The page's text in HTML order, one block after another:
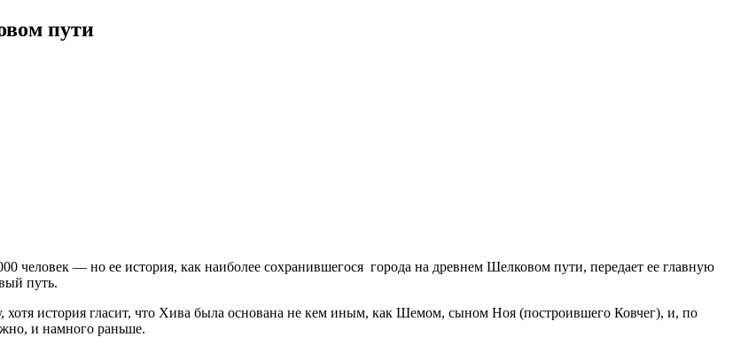
пути
человек — но ее история, как наиболее сохранившегося города на древнем Шелковом пути, передает ее главную
путь.
хотя история гласит, что Хива была основана не кем иным, как Шемом, сыном Ноя (построившего Ковчег), и, по
и намного раньше.